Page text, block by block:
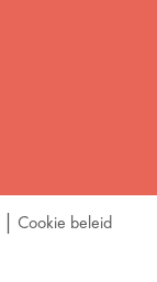
Cookie beleid